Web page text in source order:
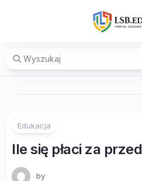
Edukacja
Ile się płaci za
by